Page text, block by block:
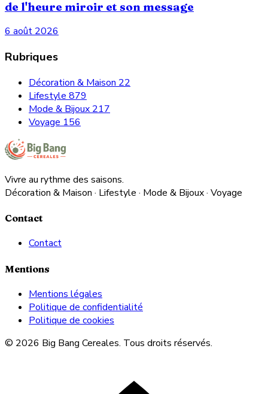
de l'heure miroir et son message
6 août 2026
Rubriques
Décoration & Maison 22
Lifestyle 879
Mode & Bijoux 217
Voyage 156
Vivre au rythme des saisons.
Décoration & Maison · Lifestyle · Mode & Bijoux · Voyage
Contact
Contact
Mentions
Mentions légales
Politique de confidentialité
Politique de cookies
© 2026 Big Bang Cereales. Tous droits réservés.